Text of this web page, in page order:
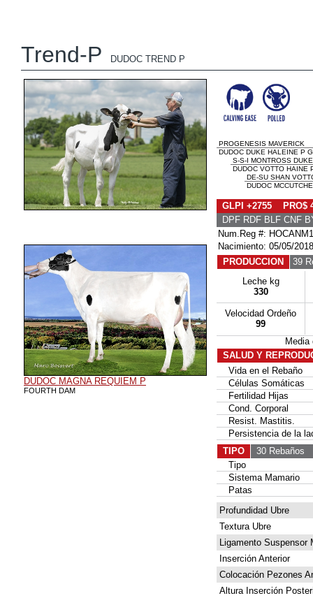
Trend-P DUDOC TREND P
DUDOC MAGNA REQUIEM P
FOURTH DAM
PROGENESIS MAVERICK
DUDOC DUKE HALEINE P
S-S-I MONTROSS DUKE
DUDOC VOTTO HAINE
DE-SU SHAN
DUDOC
GLPI +2755 PRO$
DPF RDF BLF CNF
Num.Reg #:
Nacimiento: 05/05/2018
PRODUCCION
39
Leche kg
330
Velocidad Ordeño
99
SALUD Y
Vida en el Rebaño
Células Somáticas
Fertilidad Hijas
Cond. Corporal
Resist. Mastitis.
Persistencia de la
TIPO
30 Rebaños
Tipo
Sistema Mamario
Patas
Profundidad Ubre
Textura Ubre
Ligamento Suspensor
Inserción Anterior
Colocación Pezones
Altura Inserción